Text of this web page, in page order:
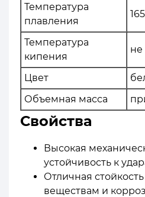
Температура
плавления
Температура
кипения
не
Цвет
Объемная масса
Свойства
Высокая
устойчивость к
Отличная
веществам и